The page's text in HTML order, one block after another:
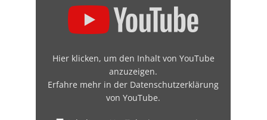
Hier klicken, um den Inhalt von YouTube
anzuzeigen.
Erfahre mehr in der Datenschutzerklärung
von YouTube.